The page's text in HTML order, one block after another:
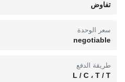
تفاوض
سعر الوحدة
negotiable
طريقة الدفع
L / C ، T / T